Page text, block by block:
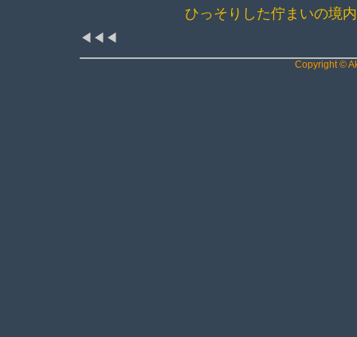
ひっそりした佇まいの境
◀◀◀
Copyright ©